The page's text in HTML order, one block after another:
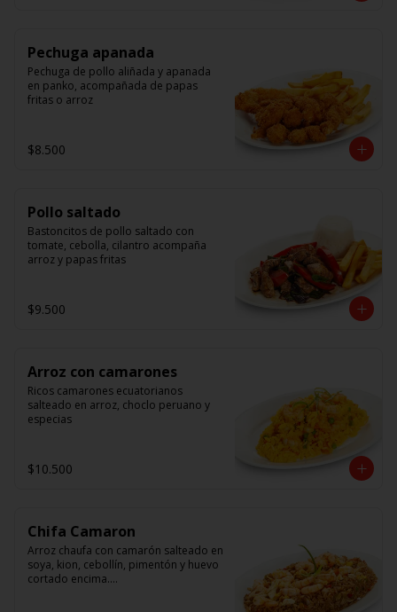
Pechuga apanada
Pechuga de pollo aliñada y apanada
en panko, acompañada de papas
fritas o arroz
$8.500
Pollo saltado
Bastoncitos de pollo saltado con
tomate, cebolla, cilantro acompaña
arroz y papas fritas
$9.500
Arroz con camarones
Ricos camarones ecuatorianos
salteado en arroz, choclo peruano y
especias
$10.500
Chifa Camaron
Arroz chaufa con camarón salteado en
soya, kion, cebollín, pimentón y huevo
cortado encima.